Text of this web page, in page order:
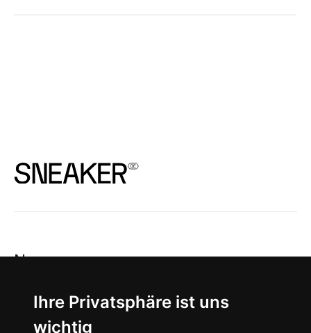
Ihre Privatsphäre ist uns
wichtig
News
About